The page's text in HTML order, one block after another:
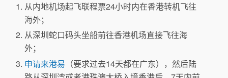
从内地机场起飞联程票24小时内在香港转机飞往
海外；
从深圳蛇口码头坐船前往香港机场直接飞往海
外；
申请来港易 （要求过去14天都在广东），然后陆